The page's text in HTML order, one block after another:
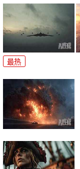
最热